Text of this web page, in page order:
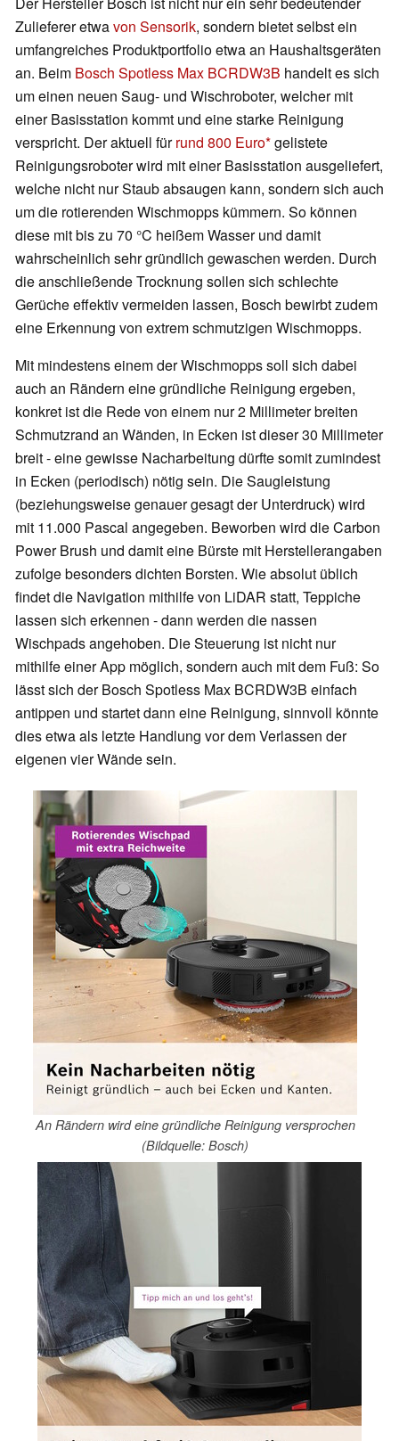
Zulieferer etwavon Sensorik, sondern bietet selbst ein
umfangreiches Produktportfolio etwa an Haushaltsgeräten
an. Beim Bosch Spotless Max BCRDW3B handelt es sich
um einen neuen Saug- und Wischroboter, welcher mit
einer Basisstation kommt und eine starke Reinigung
verspricht. Der aktuell fürrund 800 Euro gelistete
Reinigungsroboter wird mit einer Basisstation ausgeliefert,
welche nicht nur Staub absaugen kann, sondern sich auch
um die rotierenden Wischmopps kümmern. So können
diese mit bis zu 70 °C heißem Wasser und damit
wahrscheinlich sehr gründlich gewaschen werden. Durch
die anschließende Trocknung sollen sich schlechte
Gerüche effektiv vermeiden lassen, Bosch bewirbt zudem
eine Erkennung von extrem schmutzigen Wischmopps.
Mit mindestens einem der Wischmopps soll sich dabei
auch an Rändern eine gründliche Reinigung ergeben,
konkret ist die Rede von einem nur 2 Millimeter breiten
Schmutzrand an Wänden, in Ecken ist dieser 30 Millimeter
breit - eine gewisse Nacharbeitung dürfte somit zumindest
in Ecken (periodisch) nötig sein. Die Saugleistung
(beziehungsweise genauer gesagt der Unterdruck) wird
mit 11.000 Pascal angegeben. Beworben wird die Carbon
Power Brush und damit eine Bürste mit Herstellerangaben
zufolge besonders dichten Borsten. Wie absolut üblich
findet die Navigation mithilfe von LiDAR statt, Teppiche
lassen sich erkennen - dann werden die nassen
Wischpads angehoben. Die Steuerung ist nicht nur
mithilfe einer App möglich, sondern auch mit dem Fuß: So
lässt sich der Bosch Spotless Max BCRDW3B einfach
antippen und startet dann eine Reinigung, sinnvoll könnte
dies etwa als letzte Handlung vor dem Verlassen der
eigenen vier Wände sein.
An Rändern wird eine gründliche Reinigung versprochen
(Bildquelle: Bosch)